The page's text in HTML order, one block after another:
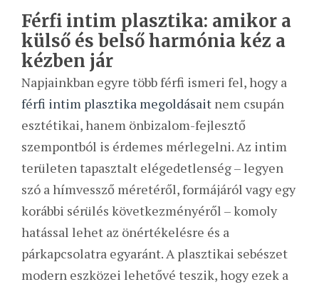
Férfi intim plasztika: amikor a
külső és belső harmónia kéz a
kézben jár
Napjainkban egyre több férfi ismeri fel, hogy a
férfi intim plasztika megoldásait nem csupán
esztétikai, hanem önbizalom-fejlesztő
szempontból is érdemes mérlegelni. Az intim
területen tapasztalt elégedetlenség – legyen
szó a hímvessző méretéről, formájáról vagy egy
korábbi sérülés következményéről – komoly
hatással lehet az önértékelésre és a
párkapcsolatra egyaránt. A plasztikai sebészet
modern eszközei lehetővé teszik, hogy ezek a